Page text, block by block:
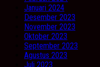
Januari 2024
Desember 2023
November 2023
Oktober 2023
September 2023
Agustus 2023
Juli 2023